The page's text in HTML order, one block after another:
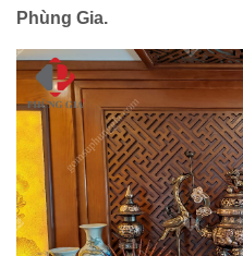
Phùng Gia.